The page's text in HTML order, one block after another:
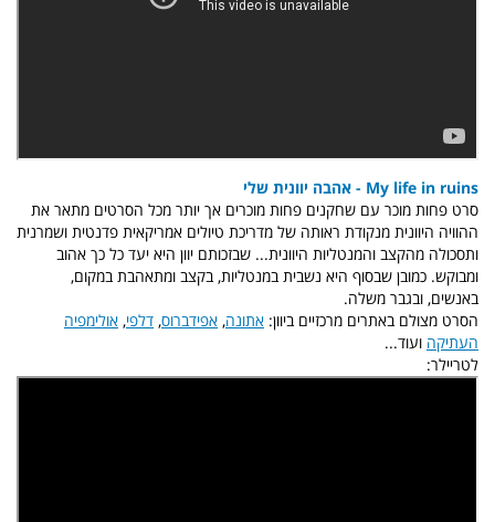
My life in ruins - אהבה יוונית שלי
סרט פחות מוכר עם שחקנים פחות מוכרים אך יותר מכל הסרטים מתאר את
ההוויה היוונית מנקודת ראותה של מדריכת טיולים אמריקאית פדנטית ושמרנית
ותסכולה מהקצב והמנטליות היוונית... שבזכותם יוון היא יעד כל כך אהוב
ומבוקש. כמובן שבסוף היא נשבית במנטליות, בקצב ומתאהבת במקום,
באנשים, ובגבר משלה.
הסרט מצולם באתרים מרכזיים ביוון: אתונה, אפידברוס, דלפי, אולימפיה
העתיקה ועוד...
לטריילר: